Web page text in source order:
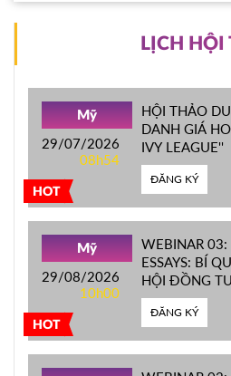
LỊCH HỘI
HOT
Mỹ
29/07/2026
08h54
HỘI THẢO
DANH GIÁ
IVY LEAGUE''
ĐĂNG KÝ
HOT
Mỹ
29/08/2026
10h00
WEBINAR 03:
ESSAYS: BÍ
HỘI ĐỒNG
ĐẦU MỸ
ĐĂNG KÝ